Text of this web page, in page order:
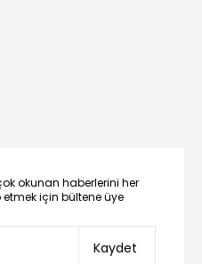
okunan haberlerini her
için bültene üye
Kaydet